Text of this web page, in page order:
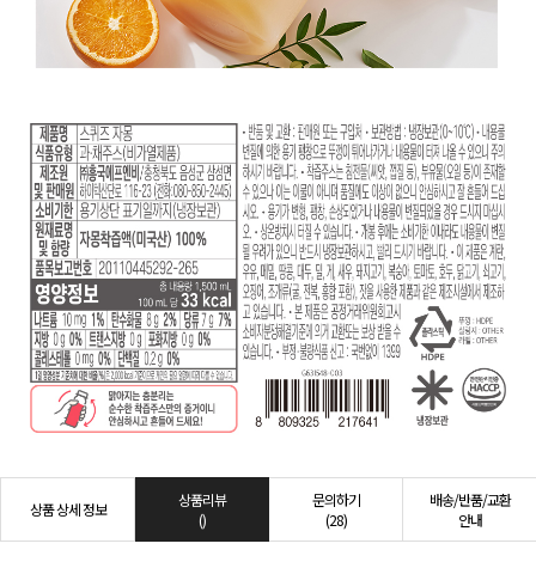
상품 상세 정보
상품리뷰
()
문의하기
(28)
배송/반품/교환
안내